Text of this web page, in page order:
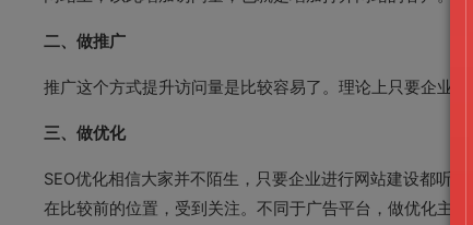
二、做推广
推广这个方式提升访问量是比较容易了。理论上只要企业
三、做优化
SEO优化相信大家并不陌生，只要企业进行网站建设都听
在比较前的位置，受到关注。不同于广告平台，做优化主